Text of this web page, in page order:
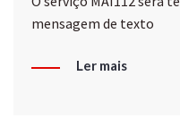
mensagem de texto
Ler mais